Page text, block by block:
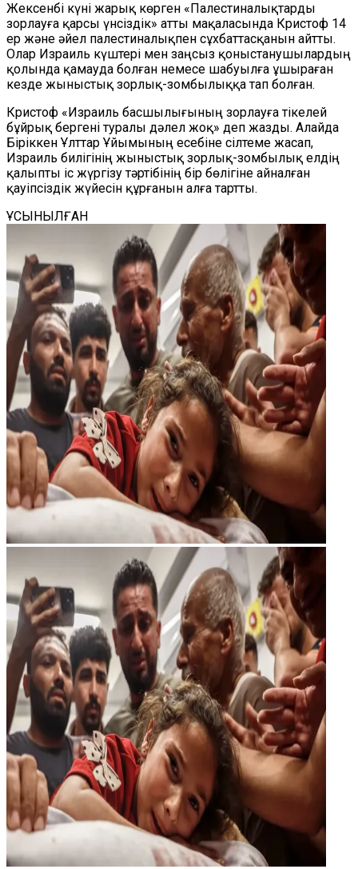
Жексенбі күні жарық көрген «Палестиналықтарды
зорлауға қарсы үнсіздік» атты мақаласында Кристоф 14
ер және әйел палестиналықпен сұхбаттасқанын айтты.
Олар Израиль күштері мен заңсыз қоныстанушылардың
қолында қамауда болған немесе шабуылға ұшыраған
кезде жыныстық зорлық-зомбылыққа тап болған.
Кристоф «Израиль басшылығының зорлауға тікелей
бұйрық бергені туралы дәлел жоқ» деп жазды. Алайда
Біріккен Ұлттар Ұйымының есебіне сілтеме жасап,
Израиль билігінің жыныстық зорлық-зомбылық елдің
қалыпты іс жүргізу тәртібінің бір бөлігіне айналған
қауіпсіздік жүйесін құрғанын алға тартты.
ҰСЫНЫЛҒАН